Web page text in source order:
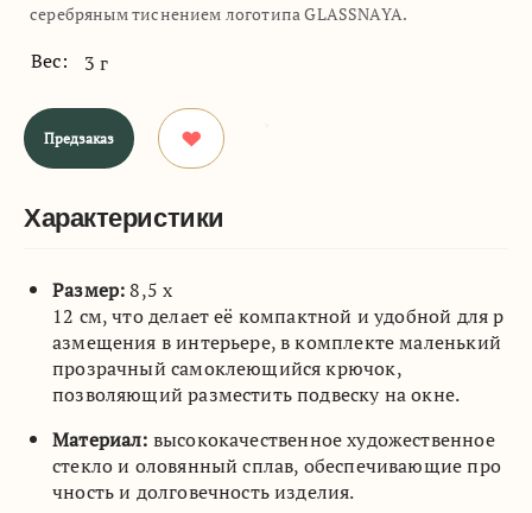
серебряным тиснением логотипа GLASSNAYA.
Вес: 3 г
Предзаказ
Характеристики
Размер:8,5 х
12 см, что делает её компактной и удобной для р
азмещения в интерьере, в комплекте маленький
прозрачный самоклеющийся крючок,
позволяющий разместить подвеску на окне.
Материал: высококачественное художественное
стекло и оловянный сплав, обеспечивающие про
чность и долговечность изделия.